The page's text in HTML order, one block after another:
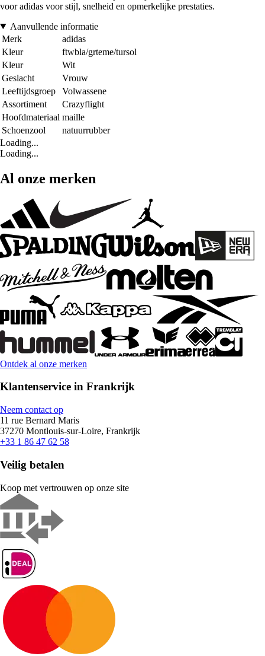
voor adidas voor stijl, snelheid en opmerkelijke prestaties.
Aanvullende informatie
Merk
adidas
Kleur
ftwbla/grteme/tursol
Kleur
Wit
Geslacht
Vrouw
Leeftijdsgroep
Volwassene
Assortiment
Crazyflight
Hoofdmateriaal maille
Schoenzool
natuurrubber
Loading...
Loading...
Al onze merken
Ontdek al onze merken
Klantenservice in Frankrijk
Neem contact op
11 rue Bernard Maris
37270 Montlouis-sur-Loire, Frankrijk
+33 1 86 47 62 58
Veilig betalen
Koop met vertrouwen op onze site